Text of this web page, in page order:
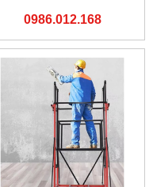
0986.012.168